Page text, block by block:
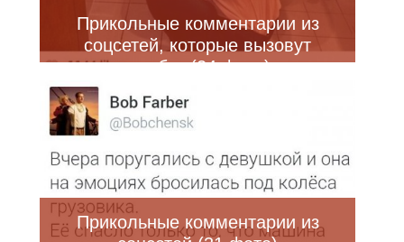
Прикольные комментарии из
соцсетей, которые вызовут
улыбку (24 фото)
Прикольные комментарии из